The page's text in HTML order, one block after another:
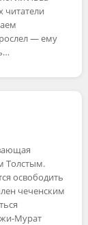
читатели
— ему
Толстым.
освободить
чеченским
Мурат